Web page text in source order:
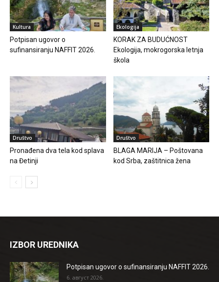
Kultura
Potpisan ugovor o
sufinansiranju NAFFIT 2026.
Ekologija
KORAK ZA BUDUĆNOST
Ekologija, mokrogorska letnja
škola
Društvo
Pronađena dva tela kod splava
na Đetinji
Društvo
BLAGA MARIJA – Poštovana
kod Srba, zaštitnica žena
IZBOR UREDNIKA
Potpisan ugovor o sufinansiranju NAFFIT 2026.
6. август 2026.